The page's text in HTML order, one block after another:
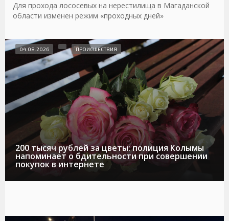
Для прохода лососевых на нерестилища в Магаданской
области изменен режим «проходных дней»
200 тысяч рублей за цветы: полиция Колымы
напоминает о бдительности при совершении
покупок в интернете
04.08.2026 ПРОИСШЕСТВИЯ